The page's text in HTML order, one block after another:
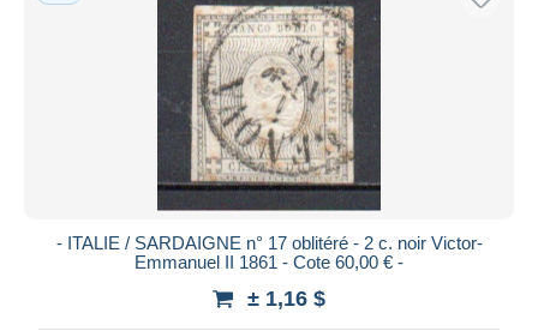
- ITALIE / SARDAIGNE n° 17 oblitéré - 2 c. noir Victor-
Emmanuel II 1861 - Cote 60,00 € -
± 1,16 $